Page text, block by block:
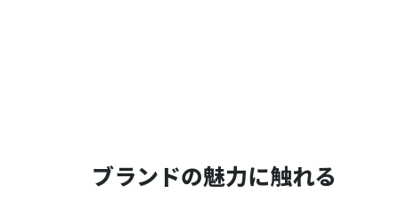
ブランドの魅力に触れる